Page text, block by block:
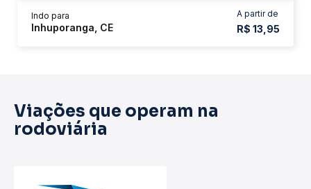
A partir de
R$ 13,95
Indo para
Inhuporanga, CE
Viações que operam na
rodoviária